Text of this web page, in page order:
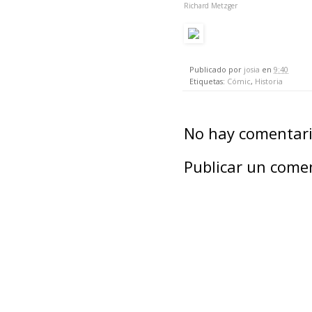
Richard Metzger
Publicado por josia en 9:40
Etiquetas: Cómic, Historia
No hay
Publicar un